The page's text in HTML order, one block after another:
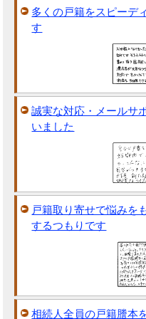
多くの戸籍をスピーデ
す
誠実な対応・メールサ
いました
戸籍取り寄せで悩みを
するつもりです
相続人全員の戸籍謄本